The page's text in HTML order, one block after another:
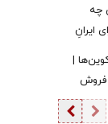
598 بر اساس چه
شد؟ | پیام تجربه سال 1367 برای ایرانِ
|
فروش